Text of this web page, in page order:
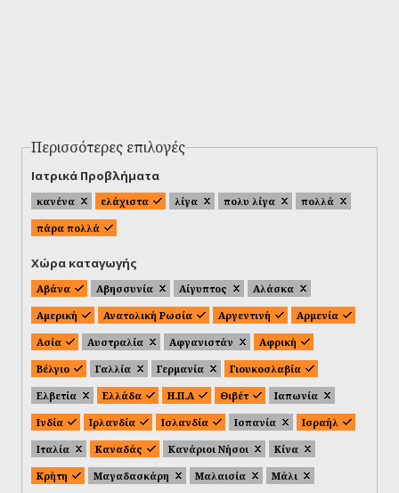
Περισσότερες επιλογές
Ιατρικά Προβλήματα
κανένα ελάχιστα λίγα πολυ λίγα
πολλά
πάρα πολλά
Χώρα καταγωγής
Αβάνα Αβησσυνία Αίγυπτος
Αλάσκα
Αμερική
Ανατολική Ρωσία Αργεντινή
Αρμενία
Ασία
Αυστραλία Αφγανιστάν
Αφρική
Βέλγιο
Γαλλία Γερμανία
Γιουκοσλαβία
Ελβετία
Ελλάδα Η.Π.Α Θιβέτ
Ιαπωνία
Ινδία
Ιρλανδία Ισλανδία Ισπανία
Ισραήλ
Ιταλία
Καναδάς Κανάριοι Νήσοι
Κίνα
Κρήτη
Μαγαδασκάρη Μαλαισία
Μάλι